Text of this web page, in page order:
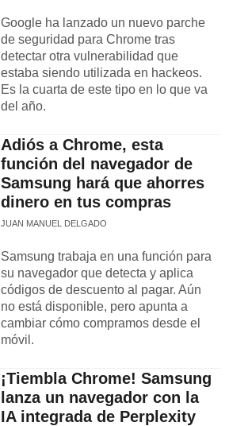
Google ha lanzado un nuevo parche
de seguridad para Chrome tras
detectar otra vulnerabilidad que
estaba siendo utilizada en hackeos.
Es la cuarta de este tipo en lo que va
del año.
Adiós a Chrome, esta
función del navegador de
Samsung hará que ahorres
dinero en tus compras
JUAN MANUEL DELGADO
Samsung trabaja en una función para
su navegador que detecta y aplica
códigos de descuento al pagar. Aún
no está disponible, pero apunta a
cambiar cómo compramos desde el
móvil.
¡Tiembla Chrome! Samsung
lanza un navegador con la
IA integrada de Perplexity